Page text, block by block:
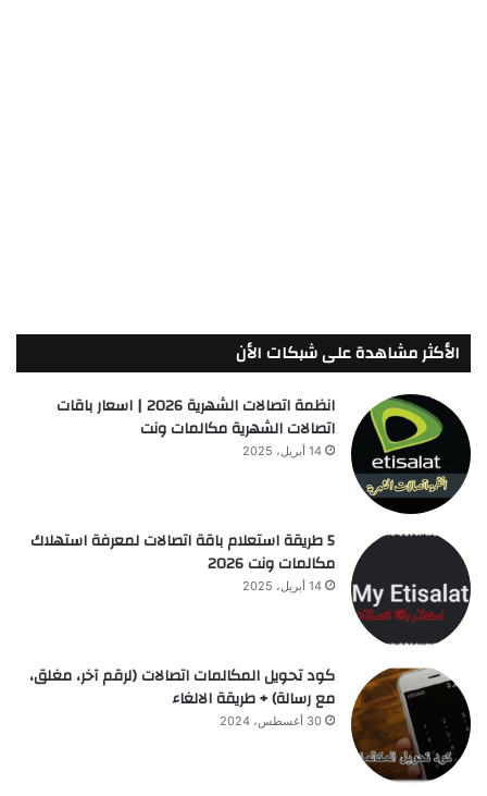
الأكثر مشاهدة على شبكات الأن
انظمة اتصالات الشهرية 2026 | اسعار باقات
اتصالات الشهرية مكالمات ونت
14 أبريل، 2025
5 طريقة استعلام باقة اتصالات لمعرفة استهلاك
مكالمات ونت 2026
14 أبريل، 2025
كود تحويل المكالمات اتصالات (لرقم آخر، مغلق،
مع رسالة) + طريقة الالغاء
30 أغسطس، 2024